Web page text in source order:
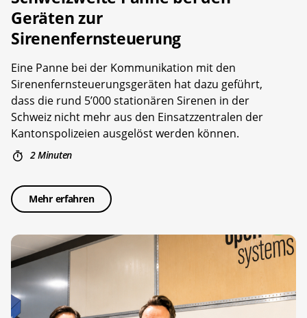
Geräten zur
Sirenenfernsteuerung
Eine Panne bei der Kommunikation mit den
Sirenenfernsteuerungsgeräten hat dazu geführt,
dass die rund 5’000 stationären Sirenen in der
Schweiz nicht mehr aus den Einsatzzentralen der
Kantonspolizeien ausgelöst werden können.
2 Minuten
Mehr erfahren